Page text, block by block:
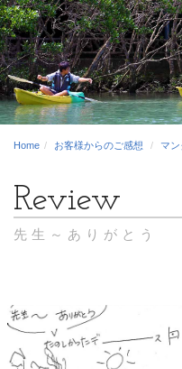
Home お客様からのご感想 マ
先生～ありがとう